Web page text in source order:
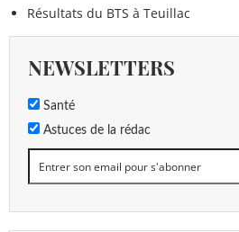
Résultats du BTS à Teuillac
NEWSLETTERS
Santé
Astuces de la rédac